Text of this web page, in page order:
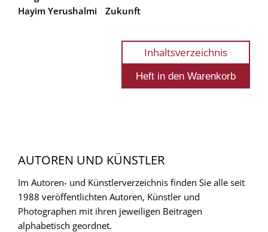
Hayim Yerushalmi
Zukunft
Inhaltsverzeichnis
AUTOREN UND KÜNSTLER
Im Autoren- und Künstlerverzeichnis finden Sie alle seit
1988 veröffentlichten Autoren, Künstler und
Photographen mit ihren jeweiligen Beitragen
alphabetisch geordnet.